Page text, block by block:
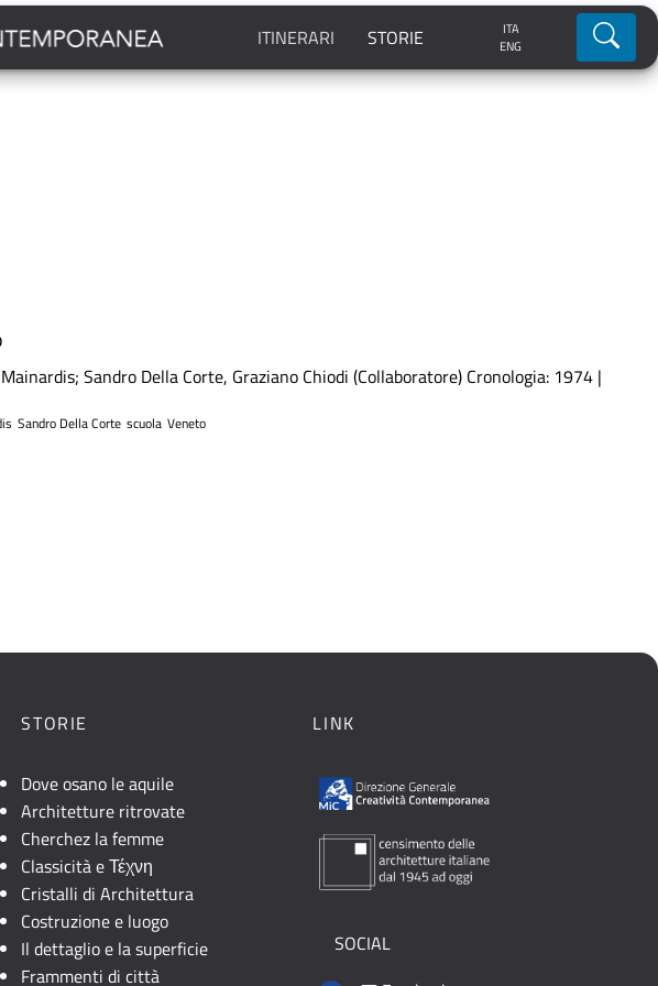
ITINERARI STORIE
ITA
ENG
Sandro Della Corte, Graziano Chiodi (Collaboratore) Cronologia: 1974 |
Sandro Della Corte scuola Veneto
STORIE
Dove osano le aquile
Architetture ritrovate
Cherchez la femme
Classicità e Τέχνη
Cristalli di Architettura
Costruzione e luogo
Il dettaglio e la superficie
Frammenti di città
LINK
SOCIAL